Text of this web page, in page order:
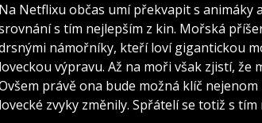
Na Netflixu občas umí překvapit s animáky
s tím nejlepším z kin. Mořská
námořníky, kteří loví gigantickou
loveckou výpravu. Až na moři však zjistí, že
právě ona bude možná klíč
lovecké zvyky změnily. Spřátelí se totiž s